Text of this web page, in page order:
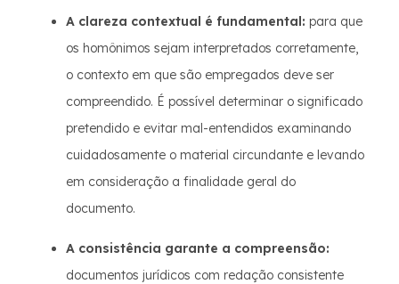
A clareza contextual é fundamental: para que
os homônimos sejam interpretados corretamente,
o contexto em que são empregados deve ser
compreendido. É possível determinar o significado
pretendido e evitar mal-entendidos examinando
cuidadosamente o material circundante e levando
em consideração a finalidade geral do
documento.
A consistência garante a compreensão:
documentos jurídicos com redação consistente